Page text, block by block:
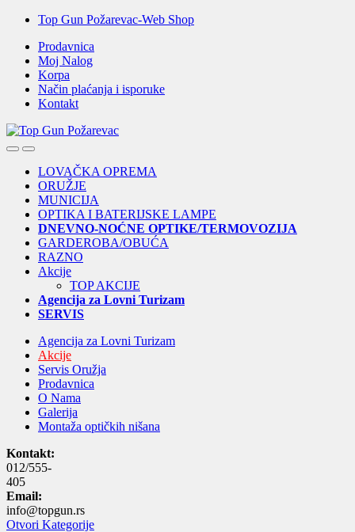
Skip
navigation
Skip
content
Top Gun Požarevac-Web Shop
Prodavnica
Moj Nalog
Korpa
Način plaćanja i isporuke
Kontakt
OpenClose
LOVAČKA OPREMA
ORUŽJE
MUNICIJA
OPTIKA I BATERIJSKE LAMPE
DNEVNO-NOĆNE OPTIKE/TERMOVOZIJA
GARDEROBA/OBUĆA
RAZNO
Akcije
TOP AKCIJE
Agencija za Lovni Turizam
SERVIS
Agencija za Lovni Turizam
Akcije
Servis Oružja
Prodavnica
O Nama
Galerija
Montaža optičkih nišana
Kontakt:
012/555-
405
Email:
info@topgun.rs
Otvori Kategorije